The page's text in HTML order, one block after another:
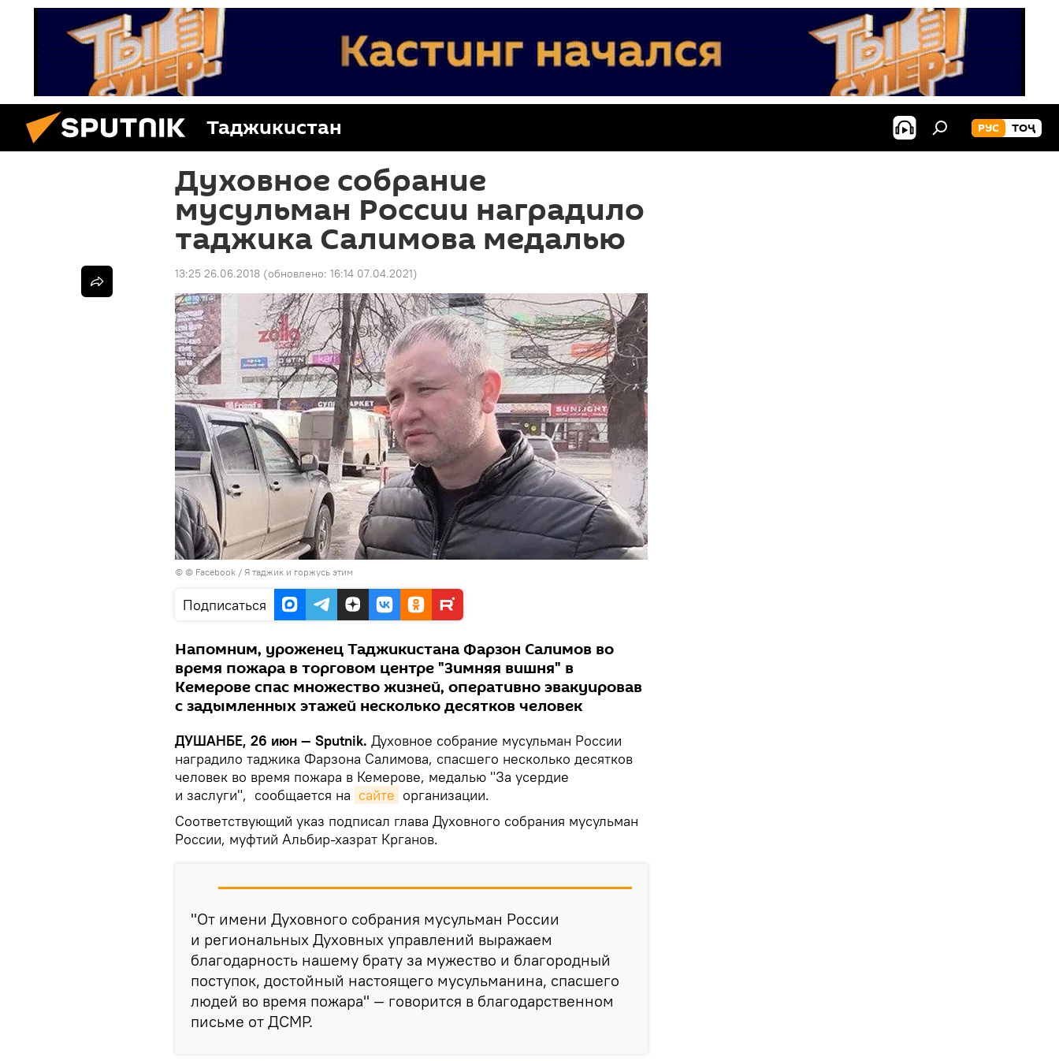
Таджикистан РУС ТОҶ
Духовное собрание
мусульман России наградило
таджика Салимова медалью
13:25 26.06.2018 (обновлено: 16:14 07.04.2021)
© © Facebook / Я таджик и горжусь этим
Подписаться
Напомним, уроженец Таджикистана Фарзон Салимов во
время пожара в торговом центре "Зимняя вишня" в
Кемерове спас множество жизней, оперативно эвакуировав
с задымленных этажей несколько десятков человек
ДУШАНБЕ, 26 июн — Sputnik. Духовное собрание мусульман России
наградило таджика Фарзона Салимова, спасшего несколько десятков
человек во время пожара в Кемерове, медалью "За усердие
и заслуги", сообщается на сайте организации.
Соответствующий указ подписал глава Духовного собрания мусульман
России, муфтий Альбир-хазрат Крганов.
"От имени Духовного собрания мусульман России
и региональных Духовных управлений выражаем
благодарность нашему брату за мужество и благородный
поступок, достойный настоящего мусульманина, спасшего
людей во время пожара" — говорится в благодарственном
письме от ДСМР.